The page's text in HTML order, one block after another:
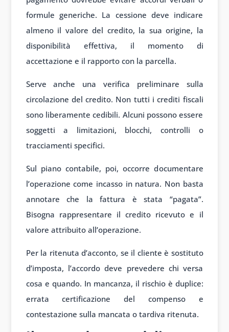
formule generiche. La cessione deve indicare
almeno il valore del credito, la sua origine, la
disponibilità effettiva, il momento di
accettazione e il rapporto con la parcella.
Serve anche una verifica preliminare sulla
circolazione del credito. Non tutti i crediti fiscali
sono liberamente cedibili. Alcuni possono essere
soggetti a limitazioni, blocchi, controlli o
tracciamenti specifici.
Sul piano contabile, poi, occorre documentare
l’operazione come incasso in natura. Non basta
annotare che la fattura è stata “pagata”.
Bisogna rappresentare il credito ricevuto e il
valore attribuito all’operazione.
Per la ritenuta d’acconto, se il cliente è sostituto
d’imposta, l’accordo deve prevedere chi versa
cosa e quando. In mancanza, il rischio è duplice:
errata certificazione del compenso e
contestazione sulla mancata o tardiva ritenuta.